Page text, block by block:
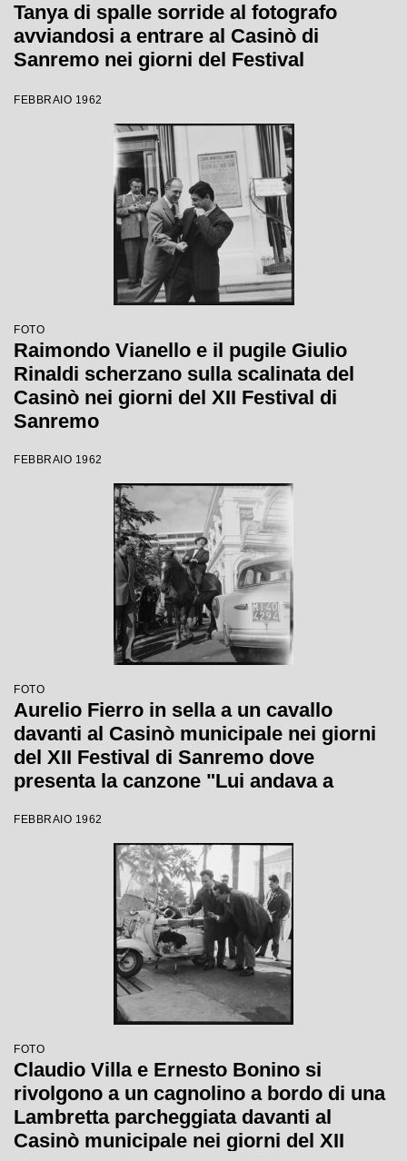
Tanya di spalle sorride al fotografo
avviandosi a entrare al Casinò di
Sanremo nei giorni del Festival
FEBBRAIO 1962
FOTO
Raimondo Vianello e il pugile Giulio
Rinaldi scherzano sulla scalinata del
Casinò nei giorni del XII Festival di
Sanremo
FEBBRAIO 1962
FOTO
Aurelio Fierro in sella a un cavallo
davanti al Casinò municipale nei giorni
del XII Festival di Sanremo dove
presenta la canzone "Lui andava a
FEBBRAIO 1962
FOTO
Claudio Villa e Ernesto Bonino si
rivolgono a un cagnolino a bordo di una
Lambretta parcheggiata davanti al
Casinò municipale nei giorni del XII